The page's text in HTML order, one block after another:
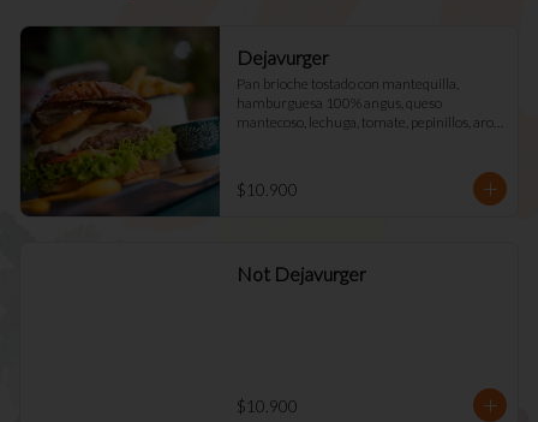
Dejavurger
Pan brioche tostado con mantequilla,
hamburguesa 100% angus, queso
mantecoso, lechuga, tomate, pepinillos, aros
$10.900
Not Dejavurger
$10.900